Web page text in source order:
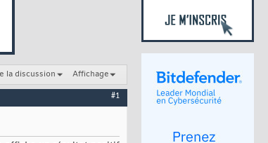
la discussion Affichage
#1